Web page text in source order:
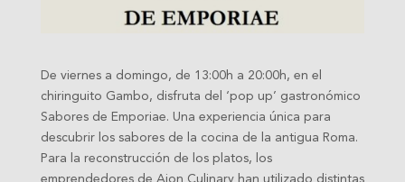
De viernes a domingo, de 13:00h a 20:00h, en el
chiringuito Gambo, disfruta del ‘pop up’ gastronómico
Sabores de Emporiae. Una experiencia única para
descubrir los sabores de la cocina de la antigua Roma.
Para la reconstrucción de los platos, los
emprendedores de Aion Culinary han utilizado distintas